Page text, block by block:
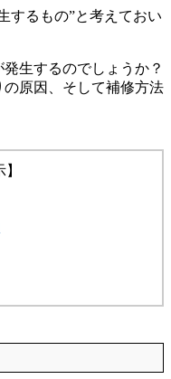
するもの”と考えておい
生するのでしょうか？
原因、そして補修方法